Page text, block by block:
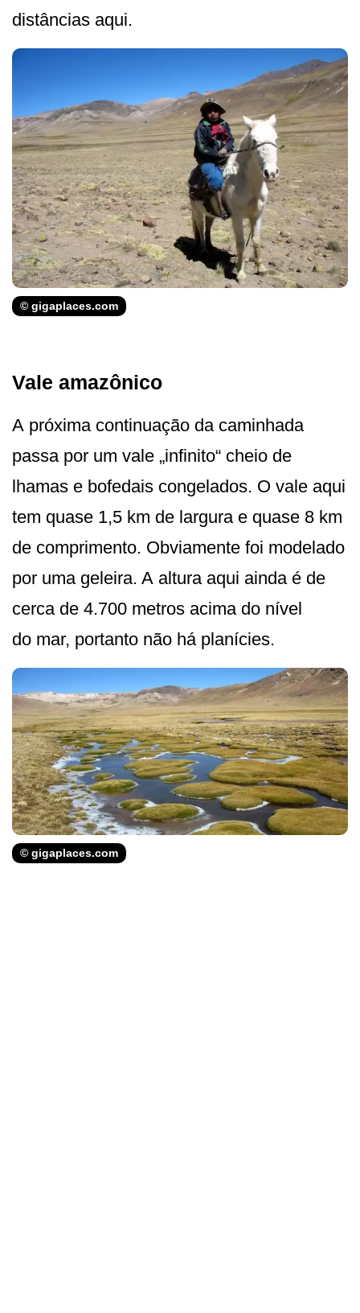
distâncias aqui.
© gigaplaces.com
Vale amazônico
A próxima continuação da caminhada
passa por um vale „infinito“ cheio de
lhamas e bofedais congelados. O vale aqui
tem quase 1,5 km de largura e quase 8 km
de comprimento. Obviamente foi modelado
por uma geleira. A altura aqui ainda é de
cerca de 4.700 metros acima do nível
do mar, portanto não há planícies.
© gigaplaces.com